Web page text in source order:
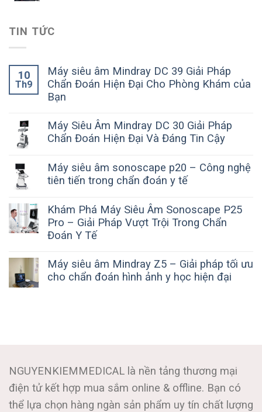
TIN TỨC
10
Th9
Máy siêu âm Mindray DC 39 Giải Pháp
Chẩn Đoán Hiện Đại Cho Phòng Khám của
Bạn
Máy Siêu Âm Mindray DC 30 Giải Pháp
Chẩn Đoán Hiện Đại Và Đáng Tin Cậy
Máy siêu âm sonoscape p20 – Công nghệ
tiên tiến trong chẩn đoán y tế
Khám Phá Máy Siêu Âm Sonoscape P25
Pro – Giải Pháp Vượt Trội Trong Chẩn
Đoán Y Tế
Máy siêu âm Mindray Z5 – Giải pháp tối ưu
cho chẩn đoán hình ảnh y học hiện đại
NGUYENKIEMMEDICAL là nền tảng thương mại
điện tử kết hợp mua sắm online & offline. Bạn có
thể lựa chọn hàng ngàn sản phẩm uy tín chất lượng